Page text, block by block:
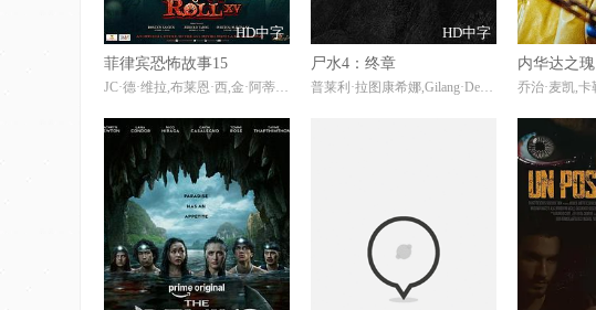
HD中字
菲律宾恐怖故事15
JC·德·维拉,布莱恩·西,金·阿蒂恩萨
HD中字
尸水4：终章
普莱利·拉图康希娜,Gilang·Devialdy,普里特·蒂莫西,Zee·Asadel,Dito·Darmawan,Lewis·Robert,Muhammad·Fauzan,Ayden·Jeffrey,Darian·Rizki,Fillio·Dheno,Dian·Nitami,Anya·Zen,Fajar·Nugra,McDanny,Dini·Vitri
内华达之瑰